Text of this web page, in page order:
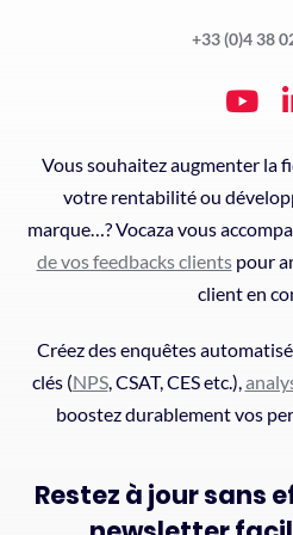
+33 (0)4 38
Vous souhaitez augmenter la
votre rentabilité ou
marque…? Vocaza vous
de vos feedbacks clientspour
client en
Créez des enquêtes
clés (NPS, CSAT, CES etc.),
boostez durablement vos
Restez à jour sans